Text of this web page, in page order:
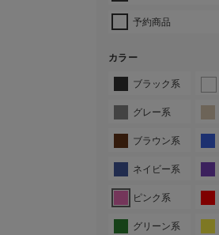
予約商品
カラー
ブラック系
グレー系
ブラウン系
ネイビー系
ピンク系
グリーン系